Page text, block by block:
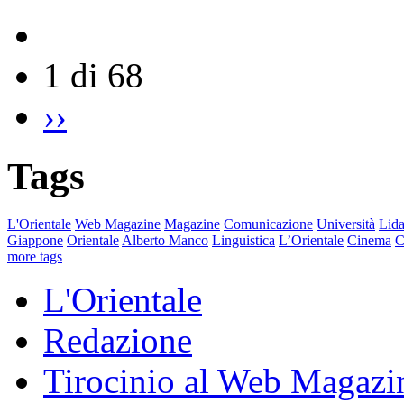
1 di 68
››
Tags
L'Orientale Web Magazine Magazine Comunicazione Università
Giappone Orientale Alberto Manco Linguistica L’Orientale Cinema
more tags
L'Orientale
Redazione
Tirocinio al Web